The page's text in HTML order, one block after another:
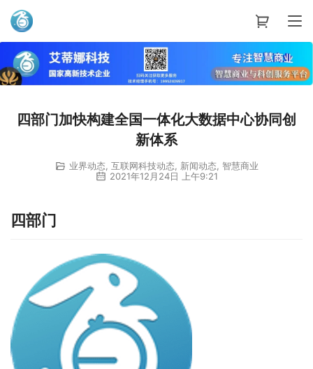
艾蒂娜科技
四部门加快构建全国一体化大数据中心协同创
新体系
业界动态, 互联网科技动态, 新闻动态, 智慧商业
2021年12月24日 上午9:21
四部门